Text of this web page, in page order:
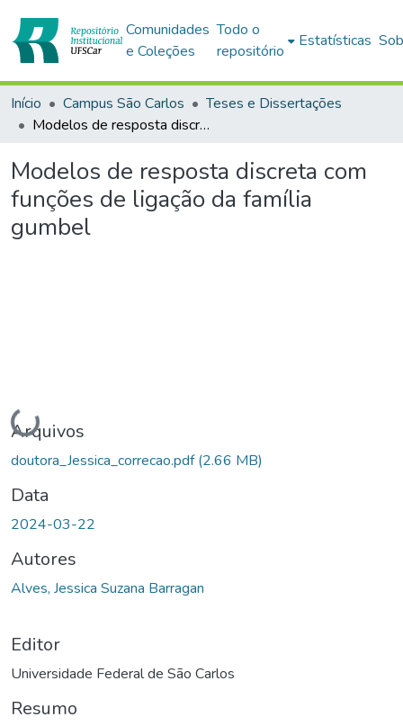
Comunidades
e Coleções
Todo o
repositório
Estatísticas
Início Campus São Carlos
Teses e Dissertações
Modelos de resposta discreta com funções de ligação da família gumbel
Modelos de resposta discreta com
funções de ligação da família
gumbel
Carregando...
Arquivos
doutora_Jessica_correcao.pdf(2.66 MB)
Data
2024-03-22
Autores
Alves, Jessica Suzana Barragan
Editor
Universidade Federal de São Carlos
Resumo